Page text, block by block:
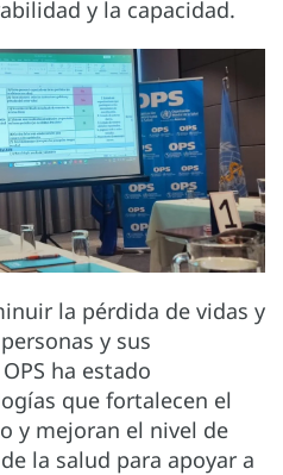
y la capacidad.
la pérdida de vidas y
y sus
ha estado
que fortalecen el
y mejoran el nivel de
la salud para apoyar a